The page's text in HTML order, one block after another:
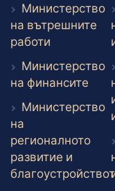
Министерство
на вътрешните
работи Външен
Министерство
на финансите
Министерство
на
регионалното
развитие и